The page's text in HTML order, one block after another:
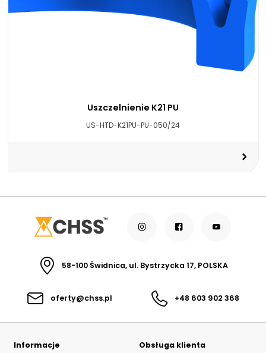
Uszczelnienie K21 PU
US-HTD-K21PU-PU-050/24
58-100 Świdnica, ul. Bystrzycka 17, POLSKA
oferty@chss.pl +48 603 902 368
Informacje
Obsługa klienta